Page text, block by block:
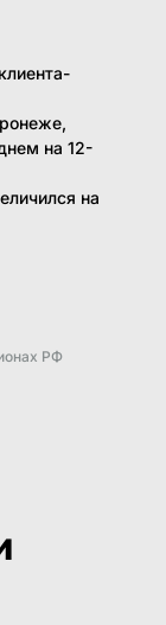
на 12-
на
РФ